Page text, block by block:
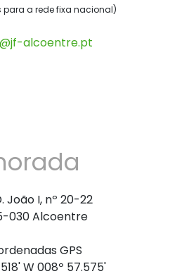
a rede fixa nacional)
alcoentre.pt
João I, nº 20-22
030 Alcoentre
GPS
W 008º 57.575'